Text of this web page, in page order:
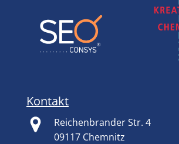
Kontakt
Reichenbrander Str. 4
09117 Chemnitz